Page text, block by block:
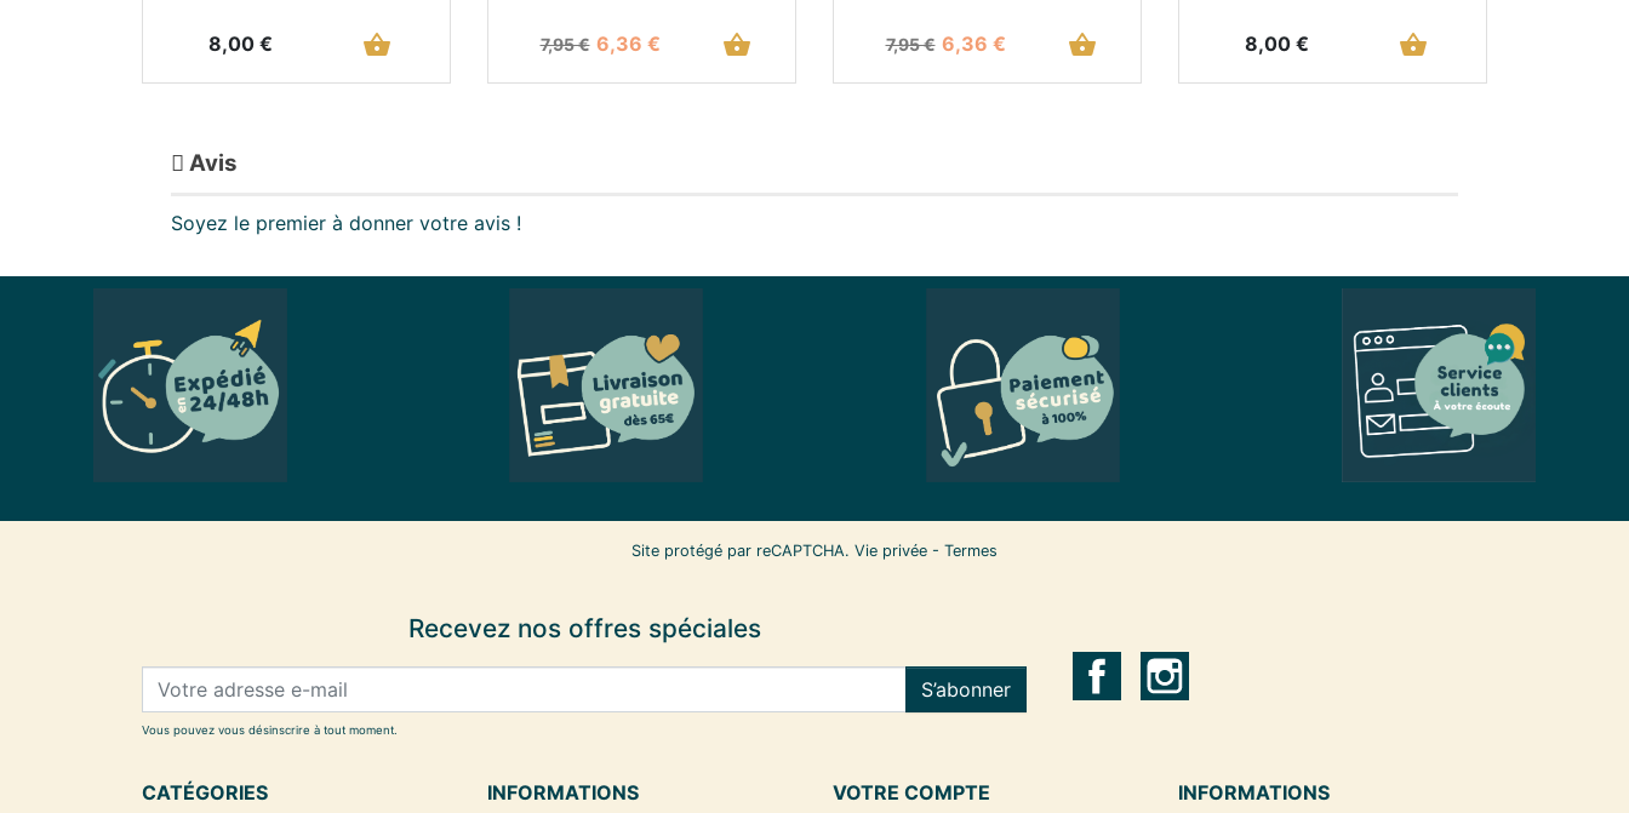
Prix
8,00 € shopping_basket Prix de base
7,95 € Prix
6,36 € shopping_basket Prix de base
7,95 € Prix
6,36 € shopping_basket Prix
8,00 € shopping_basket
Avis
Soyez le premier à donner votre avis !
Site protégé par reCAPTCHA. Vie privée - Termes
Recevez nos offres spéciales
S’abonner
Vous pouvez vous désinscrire à tout moment.
CATÉGORIES INFORMATIONS VOTRE COMPTE INFORMATIONS